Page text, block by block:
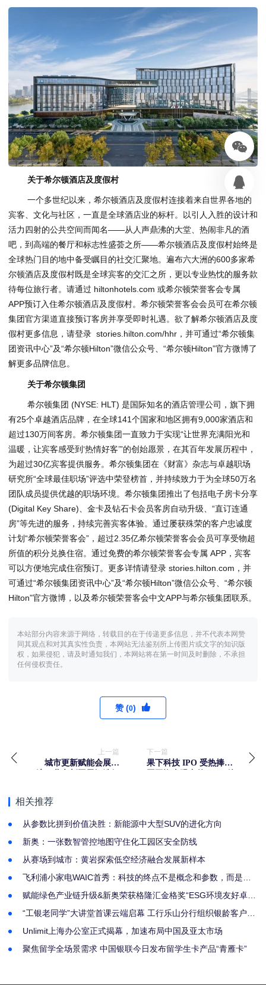
关于希尔顿酒店及度假村
一个多世纪以来，希尔顿酒店及度假村连接着来自世界各地的
宾客、文化与社区，一直是全球酒店业的标杆。以引人入胜的设计和
活力四射的公共空间而闻名——从人声鼎沸的大堂、热闹非凡的酒
吧，到高端的餐厅和标志性盛荟之所——希尔顿酒店及度假村始终是
全球热门目的地中备受瞩目的社交汇聚地。遍布六大洲的600多家希
尔顿酒店及度假村既是全球宾客的交汇之所，更以专业热忱的服务款
待每位旅行者。请通过 hiltonhotels.com 或希尔顿荣誉客会专属
APP预订入住希尔顿酒店及度假村。希尔顿荣誉客会会员可在希尔顿
集团官方渠道直接预订客房并享受即时礼遇。欲了解希尔顿酒店及度
假村更多信息，请登录 stories.hilton.com/hhr，并可通过“希尔顿集
团资讯中心”及“希尔顿Hilton”微信公众号、“希尔顿Hilton”官方微博了
解更多品牌信息。
关于希尔顿集团
希尔顿集团 (NYSE: HLT) 是国际知名的酒店管理公司，旗下拥
有25个卓越酒店品牌，在全球141个国家和地区拥有9,000家酒店和
超过130万间客房。希尔顿集团一直致力于实现“让世界充满阳光和
温暖，让宾客感受到‘热情好客’”的创始愿景，在其百年发展历程中，
为超过30亿宾客提供服务。希尔顿集团在《财富》杂志与卓越职场
研究所“全球最佳职场”评选中荣登榜首，并持续致力于为全球50万名
团队成员提供优越的职场环境。希尔顿集团推出了包括电子房卡分享
(Digital Key Share)、金卡及钻石卡会员客房自动升级、“直订连通
房”等先进的服务，持续完善宾客体验。通过屡获殊荣的客户忠诚度
计划“希尔顿荣誉客会”，超过2.35亿希尔顿荣誉客会会员可享受物超
所值的积分兑换住宿。通过免费的希尔顿荣誉客会专属 APP，宾客
可以方便地完成住宿预订。更多详情请登录 stories.hilton.com，并
可通过“希尔顿集团资讯中心”及“希尔顿Hilton”微信公众号、“希尔顿
Hilton”官方微博，以及希尔顿荣誉客会中文APP与希尔顿集团联系。
本站部分内容来源于网络，转载目的在于传递更多信息，并不代表本网赞
同其观点和对其真实性负责，本网站无法鉴别所上传图片或文字的知识版
权，如果侵犯，请及时通知我们，本网站将在第一时间及时删除，不承担
任何侵权责任。
赞 (0)
上一篇
城市更新赋能会展经
下一篇
果下科技 IPO 受热捧，
相关推荐
从参数比拼到价值决胜：新能源中大型SUV的进化方向
新奥：一张数智管控地图守住化工园区安全防线
从赛场到城市：黄岩探索低空经济融合发展新样本
飞利浦小家电WAIC首秀：科技的终点不是概念和参数，而是人
赋能绿色产业链升级&新奥荣获格隆汇金格奖“ESG环境友好卓越
“工银老同学”大讲堂首课云端启幕 工行乐山分行组织银龄客户共
Unlimit上海办公室正式揭幕，加速布局中国及亚太市场
聚焦留学全场景需求 中国银联今日发布留学生卡产品“青雁卡”